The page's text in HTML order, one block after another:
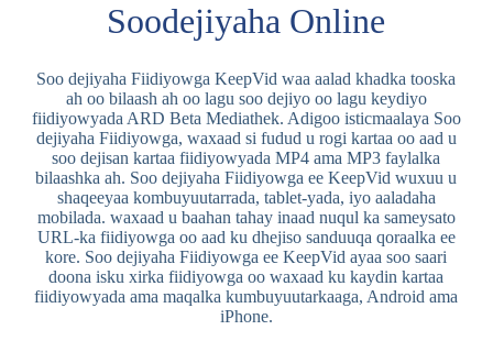
Soodejiyaha Online
Soo dejiyaha Fiidiyowga KeepVid waa aalad khadka tooska
ah oo bilaash ah oo lagu soo dejiyo oo lagu keydiyo
fiidiyowyada ARD Beta Mediathek. Adigoo isticmaalaya Soo
dejiyaha Fiidiyowga, waxaad si fudud u rogi kartaa oo aad u
soo dejisan kartaa fiidiyowyada MP4 ama MP3 faylalka
bilaashka ah. Soo dejiyaha Fiidiyowga ee KeepVid wuxuu u
shaqeeyaa kombuyuutarrada, tablet-yada, iyo aaladaha
mobilada. waxaad u baahan tahay inaad nuqul ka sameysato
URL-ka fiidiyowga oo aad ku dhejiso sanduuqa qoraalka ee
kore. Soo dejiyaha Fiidiyowga ee KeepVid ayaa soo saari
doona isku xirka fiidiyowga oo waxaad ku kaydin kartaa
fiidiyowyada ama maqalka kumbuyuutarkaaga, Android ama
iPhone.